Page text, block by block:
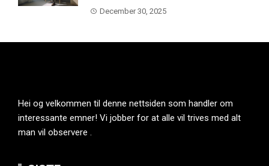
December 30, 2025
Hei og velkommen til denne nettsiden som handler om
interessante emner! Vi jobber for at alle vil trives med alt
man vil observere .